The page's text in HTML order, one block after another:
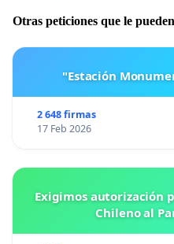
Otras peticiones que le
"Estación
2 648 firmas
17 Feb 2026
Exigimos autorización
Chileno al